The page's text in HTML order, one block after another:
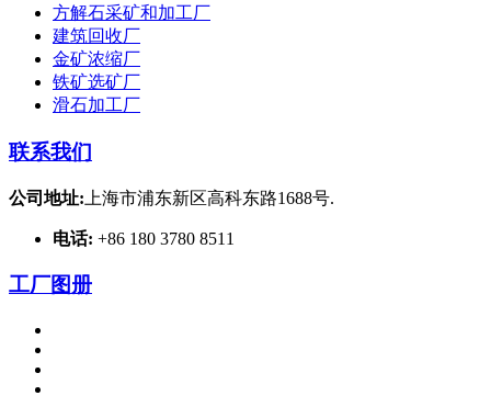
方解石采矿和加工厂
建筑回收厂
金矿浓缩厂
铁矿选矿厂
滑石加工厂
联系我们
公司地址: 上海市浦东新区高科东路1688号.
电话: +86 180 3780 8511
工厂图册